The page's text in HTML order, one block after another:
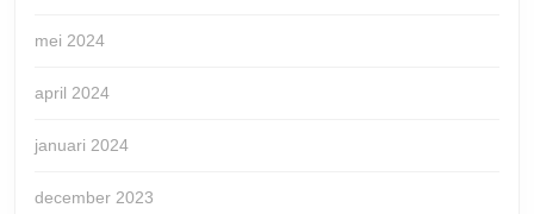
mei 2024
april 2024
januari 2024
december 2023